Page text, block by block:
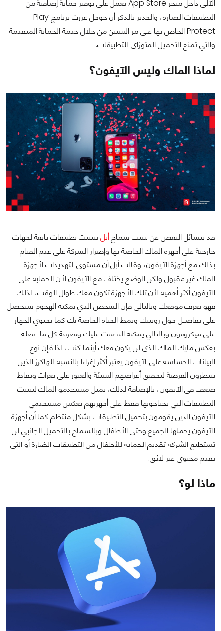
الآلي داخل متجر App Store يعمل على توفير حماية إضافية من
التطبيقات الضارة، والجدير بالذكر أن جوجل عززت برنامج Play
Protect الخاص بها على مر السنين من خلال خدمة الحماية المتقدمة
والتي تمنع التحميل المتوزاي للتطبيقات.
لماذا الماك وليس الآيفون؟
قد يتسائل البعض عن سبب سماح أبل بتثبيت تطبيقات تابعة لجهات
خارجية على أجهزة الماك الخاصة بها وإصرار الشركة على عدم القيام
بذلك مع أجهزة الآيفون، وقالت أبل أن مستوى التهديدات لأجهزة
الماك غير مقبول ولكن الوضع يختلف مع الآيفون لأن الحماية على
الآيفون أكثر أهمية لأن تلك الأجهزة تكون معك طوال الوقت، لذلك
فهو يعرف موقعك وبالتالي فإن الشخص الذي يمكنه الهجوم سيحصل
على تفاصيل حول روتينك ونمط الحياة الخاصة بك كما يحتوي الجهاز
على ميكروفون وبالتالي يمكنه التصنت عليك ومعرفة كل ما تفعله
بعكس مايك الماك الذي لن يكون معك أينما كنت، لذا فإن نوع
البيانات الحساسة على الآيفون يعتبر أكثر إغراءا بالنسبة للهاكرز الذين
ينتظرون الفرصة لتحقيق أغراضهم السيئة والعثور على ثغرات ونقاط
ضعف في الآيفون، بالإضافة لذلك، يميل مستخدمو الماك لتثبيت
التطبيقات التي يحتاجونها فقط على أجهزتهم بعكس مستخدمي
الآيفون الذين يقومون بتحميل التطبيقات بشكل منتظم كما أن أجهزة
الآيفون يحملها الجميع وحتى الأطفال وبالسماح بالتحميل الجانبي لن
تستطيع الشركة تقديم الحماية للأطفال من التطبيقات الضارة أو التي
تقدم محتوى غير لائق.
ماذا لو؟